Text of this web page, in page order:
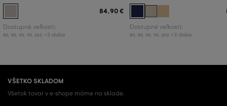
84,90 €
Dostupné veľkosti:
80 85 90 95 100 +3 ďalšie
Dostupné veľkosti:
80 85 90 95 100 +3 ďalšie
VŠETKO SKLADOM
Všetok tovar v e-shope máme na sklade.